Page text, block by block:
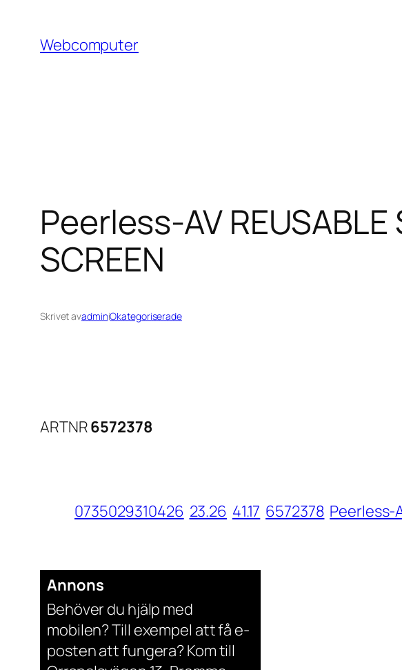
innehåll
Webcomputer
Peerless-AV REUSABLE
SCREEN
Skrivet avadminiOkategoriserade
ARTNR6572378
0735029310426 23.26 41.17 6572378 Peerless-
Annons
Behöver du hjälp med
mobilen? Till exempel att få e-
posten att fungera? Kom till